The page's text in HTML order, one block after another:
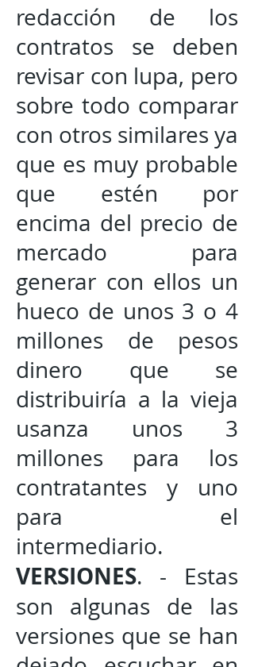
redacción de los
contratos se deben
revisar con lupa, pero
sobre todo comparar
con otros similares ya
que es muy probable
que estén por
encima del precio de
mercado para
generar con ellos un
hueco de unos 3 o 4
millones de pesos
dinero que se
distribuiría a la vieja
usanza unos 3
millones para los
contratantes y uno
para el
intermediario.
VERSIONES. - Estas
son algunas de las
versiones que se han